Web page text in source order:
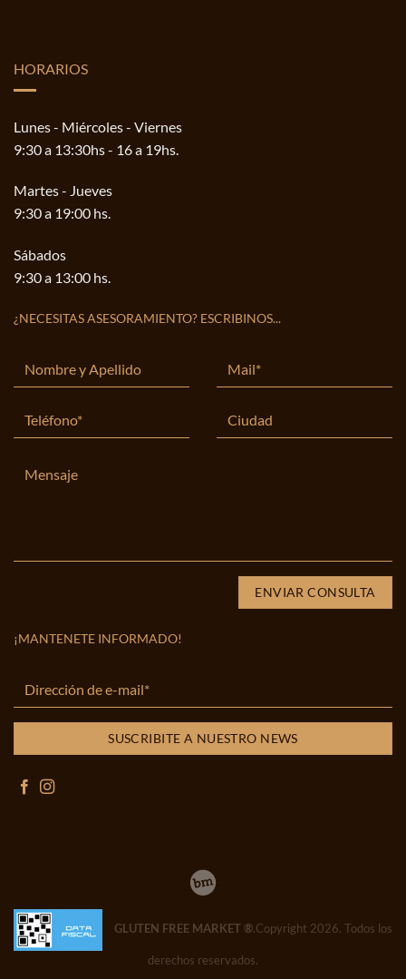
HORARIOS
Lunes - Miércoles - Viernes
9:30 a 13:30hs - 16 a 19hs.
Martes - Jueves
9:30 a 19:00 hs.
Sábados
9:30 a 13:00 hs.
¿NECESITAS ASESORAMIENTO? ESCRIBINOS...
¡MANTENETE INFORMADO!
GLUTEN FREE MARKET ®.Copyright 2026. Todos los
derechos reservados.